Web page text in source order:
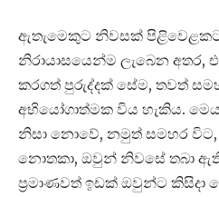
ඇතැමෙකුට නිවසක් පිළිවෙළකට
නිරායාසයෙන්ම ලැබෙන
කරගත් පුරුද්දක් සේම, තවත්
අභියෝගාත්මක විය හැකිය.
නිසා නොවේ, නමුත් සමහර
නොතකා, ඔවුන් නිවසේ තබා
ප්‍රමාණවත් ඉඩක් ඔවුන්ට කිසිදා